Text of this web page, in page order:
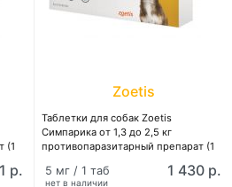
(1
р.
Zoetis
Таблетки для собак Zoetis
Симпарика от 1,3 до 2,5 кг
противопаразитарный препарат (1
нет в наличии
5 мг / 1 таб 1 430 р.